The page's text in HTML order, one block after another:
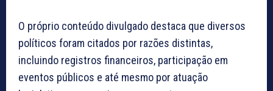
O próprio conteúdo divulgado destaca que diversos
políticos foram citados por razões distintas,
incluindo registros financeiros, participação em
eventos públicos e até mesmo por atuação